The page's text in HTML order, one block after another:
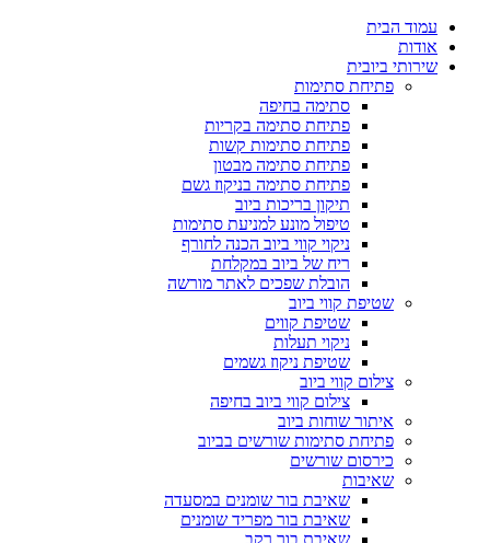
עמוד הבית
אודות
שירותי ביובית
פתיחת סתימות
סתימה בחיפה
פתיחת סתימה בקריות
פתיחת סתימות קשות
פתיחת סתימה מבטון
פתיחת סתימה בניקוז גשם
תיקון בריכות ביוב
טיפול מונע למניעת סתימות
ניקוי קווי ביוב הכנה לחורף
ריח של ביוב במקלחת
הובלת שפכים לאתר מורשה
שטיפת קווי ביוב
שטיפת קווים
ניקוי תעלות
שטיפת ניקוז גשמים
צילום קווי ביוב
צילום קווי ביוב בחיפה
איתור שוחות ביוב
פתיחת סתימות שורשים בביוב
כירסום שורשים
שאיבות
שאיבת בור שומנים במסעדה
שאיבת בור מפריד שומנים
שאיבת בור רקב